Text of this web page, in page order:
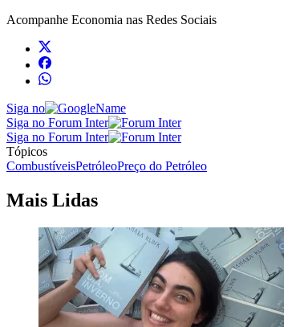
Acompanhe Economia nas Redes Sociais
Siga no
Siga no Forum Inter
Siga no Forum Inter
Tópicos
CombustíveisPetróleoPreço do Petróleo
Mais Lidas